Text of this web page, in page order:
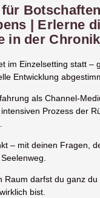
| Erlerne
in der
im Einzelsetting statt –
Entwicklung
als Channel-
Prozess der
– mit deinen Fragen,
Raum darfst du ganz
bist.